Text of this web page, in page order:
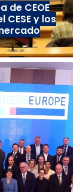
de CEOE
y los